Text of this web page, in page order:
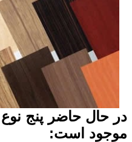
در حال حاضر پنج نوع
موجود است: